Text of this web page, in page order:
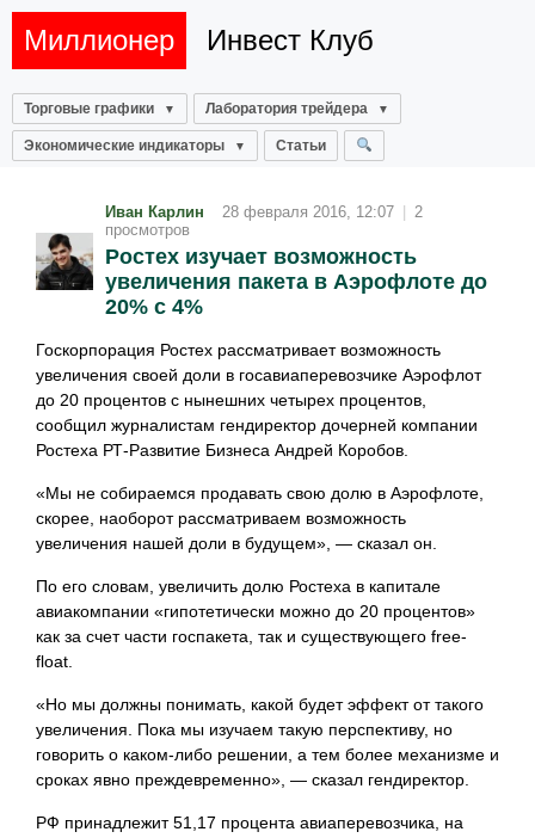
Миллионер Инвест Клуб
Торговые графики Лаборатория трейдера
Экономические индикаторы Статьи
Иван Карлин 28 февраля 2016, 12:07
2
просмотров
Ростех изучает возможность
увеличения пакета в Аэрофлоте до
20% с 4%
Госкорпорация Ростех рассматривает возможность
увеличения своей доли в госавиаперевозчике Аэрофлот
до 20 процентов с нынешних четырех процентов,
сообщил журналистам гендиректор дочерней компании
Ростеха РТ-Развитие Бизнеса Андрей Коробов.
«Мы не собираемся продавать свою долю в Аэрофлоте,
скорее, наоборот рассматриваем возможность
увеличения нашей доли в будущем», — сказал он.
По его словам, увеличить долю Ростеха в капитале
авиакомпании «гипотетически можно до 20 процентов»
как за счет части госпакета, так и существующего free-
float.
«Но мы должны понимать, какой будет эффект от такого
увеличения. Пока мы изучаем такую перспективу, но
говорить о каком-либо решении, а тем более механизме и
сроках явно преждевременно», — сказал гендиректор.
РФ принадлежит 51,17 процента авиаперевозчика, на